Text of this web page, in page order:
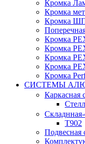
Кромка
Кромка
Кромка
Кромка
Кромка
Кромка
Кромка
Кромка
СИСТЕМЫ
Каркасная
T902
Подвесная